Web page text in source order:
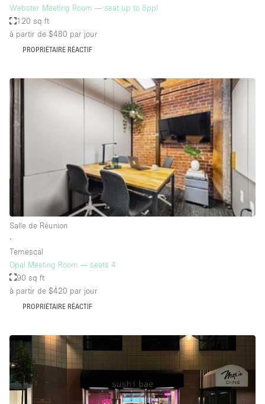
Mobilier
Parking Privé
Plusieurs Pièces
Presentoir Vitrine
Smoking Area
Soundproof
Style Haussmannien
Style Industriel
Sur Rue
Surface Habitable
Système de sécurité
Toilettes
Water Access
Webster Meeting Room — seat up to 8ppl
120 sq ft
à partir de $480 par jour
PROPRIÉTAIRE RÉACTIF
Salle de Réunion
∙
Temescal
Opal Meeting Room — seats 4
90 sq ft
à partir de $420 par jour
PROPRIÉTAIRE RÉACTIF